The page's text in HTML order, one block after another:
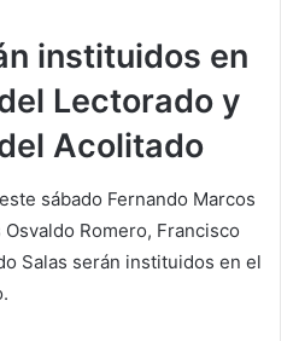
instituidos en
Lectorado y
Acolitado
sábado Fernando Marcos
Romero, Francisco
Salas serán instituidos en el